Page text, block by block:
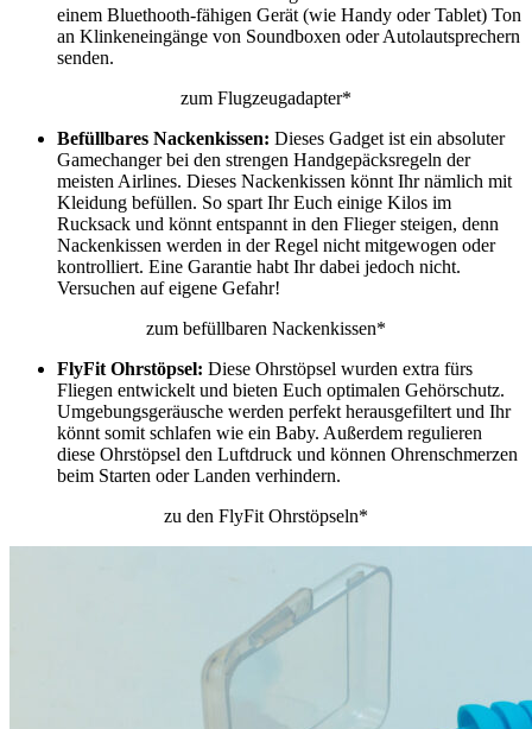
einem Bluethooth-fähigen Gerät (wie Handy oder Tablet) Ton
an Klinkeneingänge von Soundboxen oder Autolautsprechern
senden.
zum Flugzeugadapter*
Befüllbares Nackenkissen: Dieses Gadget ist ein absoluter
Gamechanger bei den strengen Handgepäcksregeln der
meisten Airlines. Dieses Nackenkissen könnt Ihr nämlich mit
Kleidung befüllen. So spart Ihr Euch einige Kilos im
Rucksack und könnt entspannt in den Flieger steigen, denn
Nackenkissen werden in der Regel nicht mitgewogen oder
kontrolliert. Eine Garantie habt Ihr dabei jedoch nicht.
Versuchen auf eigene Gefahr!
zum befüllbaren Nackenkissen*
FlyFit Ohrstöpsel: Diese Ohrstöpsel wurden extra fürs
Fliegen entwickelt und bieten Euch optimalen Gehörschutz.
Umgebungsgeräusche werden perfekt herausgefiltert und Ihr
könnt somit schlafen wie ein Baby. Außerdem regulieren
diese Ohrstöpsel den Luftdruck und können Ohrenschmerzen
beim Starten oder Landen verhindern.
zu den FlyFit Ohrstöpseln*